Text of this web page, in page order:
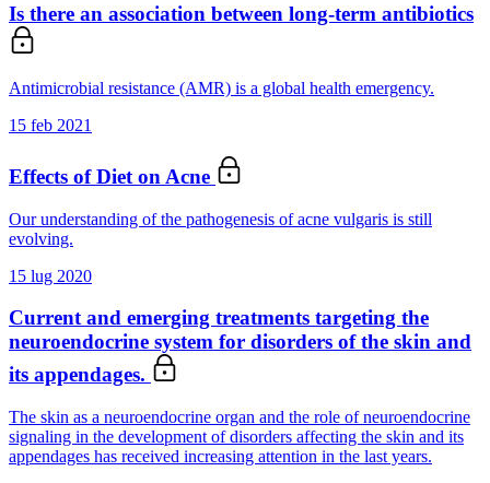
Is there an association between long-term antibiotics
Antimicrobial resistance (AMR) is a global health emergency.
15 feb 2021
Effects of Diet on Acne
Our understanding of the pathogenesis of acne vulgaris is still
evolving.
15 lug 2020
Current and emerging treatments targeting the
neuroendocrine system for disorders of the skin and
its appendages.
The skin as a neuroendocrine organ and the role of neuroendocrine
signaling in the development of disorders affecting the skin and its
appendages has received increasing attention in the last years.